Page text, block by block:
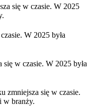
się w czasie. W 2025
W 2025 była
się w czasie. W 2025 była
zmniejsza się w czasie.
w branży.